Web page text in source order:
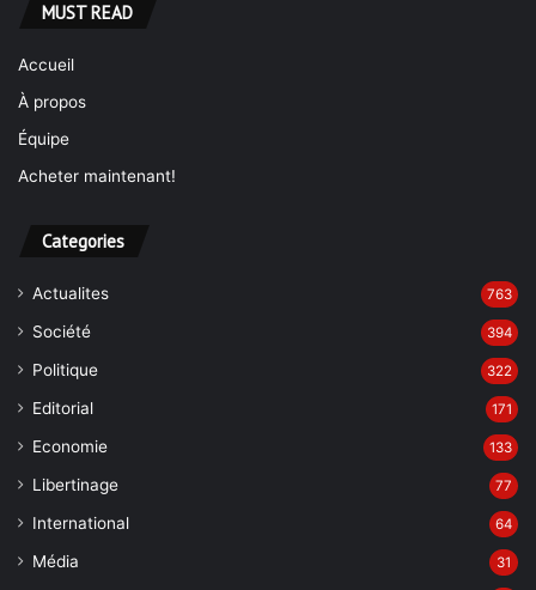
MUST READ
Accueil
À propos
Équipe
Acheter maintenant!
Categories
Actualites 763
Société 394
Politique 322
Editorial 171
Economie 133
Libertinage 77
International 64
Média 31